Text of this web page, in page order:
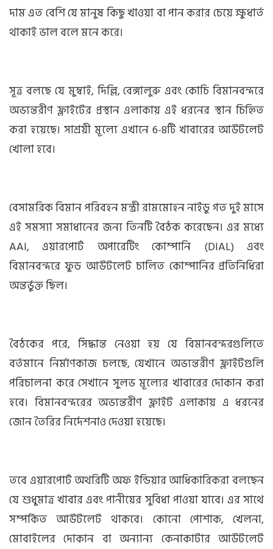
দাম এত বেশি যে মানুষ কিছু খাওয়া বা পান করার চেয়ে ক্ষুধার্ত
থাকাই ভাল বলে মনে করে।
সূত্র বলছে যে মুম্বাই, দিল্লি, বেঙ্গালুরু এবং কোচি বিমানবন্দরে
অভ্যন্তরীণ ফ্লাইটের প্রস্থান এলাকায় এই ধরনের স্থান চিহ্নিত
করা হয়েছে। সাশ্রয়ী মূল্যে এখানে 6-8টি খাবারের আউটলেট
খোলা হবে।
বেসামরিক বিমান পরিবহন মন্ত্রী রামমোহন নাইডু গত দুই মাসে
এই সমস্যা সমাধানের জন্য তিনটি বৈঠক করেছেন। এর মধ্যে
AAI, এয়ারপোর্ট অপারেটিং কোম্পানি (DIAL) এবং
বিমানবন্দরে ফুড আউটলেট চালিত কোম্পানির প্রতিনিধিরা
অন্তর্ভুক্ত ছিল।
বৈঠকের পরে, সিদ্ধান্ত নেওয়া হয় যে বিমানবন্দরগুলিতে
বর্তমানে নির্মাণকাজ চলছে, যেখানে অভ্যন্তরীণ ফ্লাইটগুলি
পরিচালনা করে সেখানে সুলভ মূল্যের খাবারের দোকান করা
হবে। বিমানবন্দরের অভ্যন্তরীণ ফ্লাইট এলাকায় এ ধরনের
জোন তৈরির নির্দেশনাও দেওয়া হয়েছে।
তবে এয়ারপোর্ট অথরিটি অফ ইন্ডিয়ার আধিকারিকরা বলছেন
যে শুধুমাত্র খাবার এবং পানীয়ের সুবিধা পাওয়া যাবে। এর সাথে
সম্পর্কিত আউটলেট থাকবে। কোনো পোশাক, খেলনা,
মোবাইলের দোকান বা অন্যান্য কেনাকাটার আউটলেট